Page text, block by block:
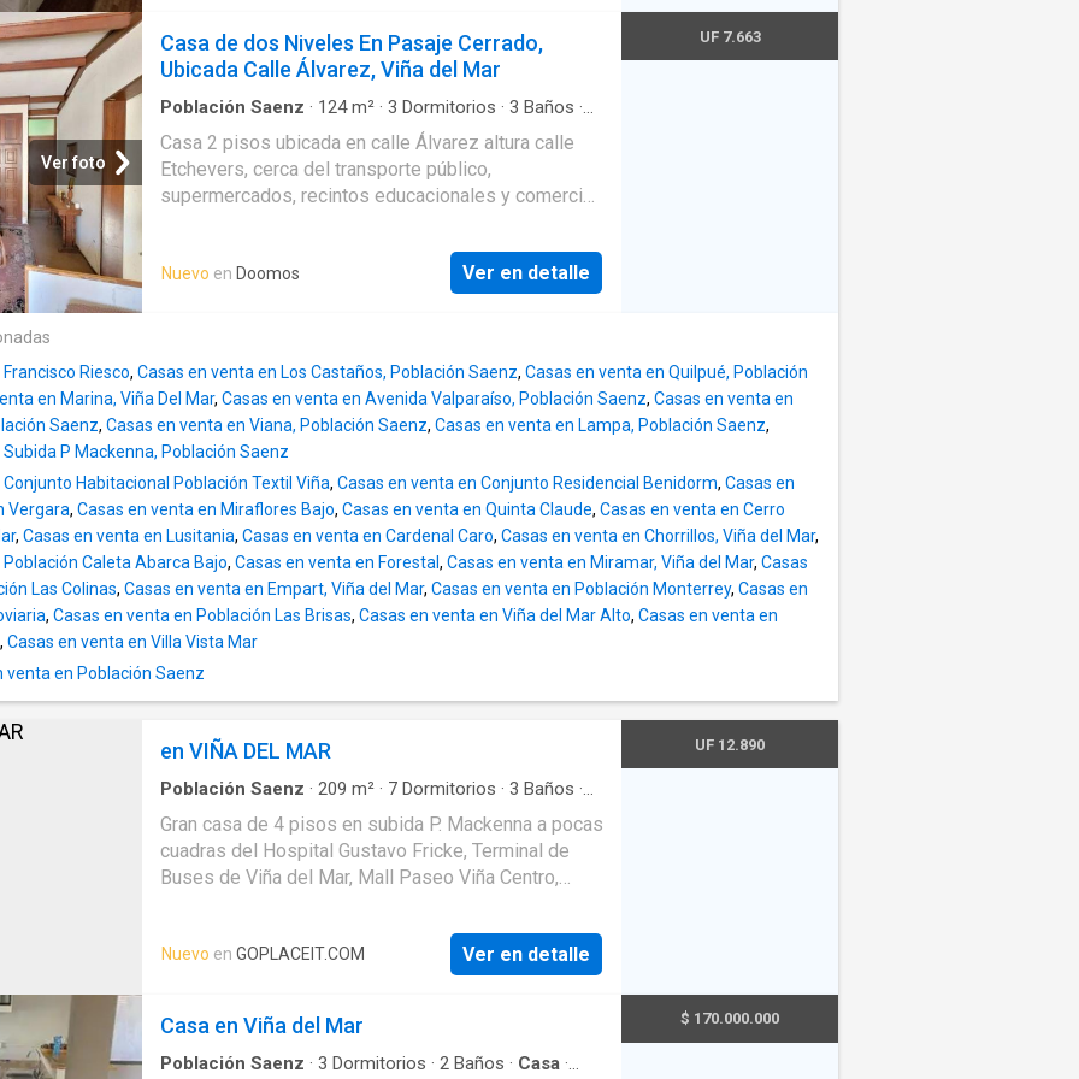
y 209 metros cuadrados construidos la residencia
destaca
antejardín. Segundo Piso material liviano, 3
dormitorios todos con ventilación natural, espacio
para closet, piso de madera, posibilidad de
ampliación hacia el patio trasero. Buena ubicación y
conectividad, a 5 minutos del centro de Viña,
Hospital Gustavo Fricke, estación de metro, terminal
de buses, feria, comercio en general. Valor de venta:
Ver foto
Casa de dos Niveles En Pasaje Cerrado,
Ubicada Calle Álvarez, Viña del Mar
Población Saenz · 124m² · 3 Dormitorios · 3 Baños ·
Casa 2 pisos ubicada en calle Álvarez altura calle
Etchevers, cerca del transporte público,
supermercados, recintos educacionales y comercio
pasaje cerrado mediante portón eléctrico, accesos
controlados. Casa consta con living-comedor, cocina
estacionamiento. Superficie Útiles 124M2 Superficie
Total 166M2 Contribuciones $333.102 Contacto
fono + JANETTE HAUSER PROPIEDADES
Nuevo en Doomos Ver en detalle
UF 7.663
Riesco, Casas en venta en Los Castaños, Población Saenz, Casas en venta en Quilpué, Población
en Marina, Viña Del Mar, Casas en venta en Avenida Valparaíso, Población Saenz, Casas en venta en
Saenz, Casas en venta en Viana, Población Saenz, Casas en venta en Lampa, Población Saenz,
P Mackenna, Población Saenz
Habitacional Población Textil Viña, Casas en venta en Conjunto Residencial Benidorm, Casas en
Vergara, Casas en venta en Miraflores Bajo, Casas en venta en Quinta Claude, Casas en venta en Cerro
, Casas en venta en Lusitania, Casas en venta en Cardenal Caro, Casas en venta en Chorrillos, Viña del Mar,
Caleta Abarca Bajo, Casas en venta en Forestal , Casas en venta en Miramar, Viña del Mar, Casas
Las Colinas, Casas en venta en Empart, Viña del Mar, Casas en venta en Población Monterrey, Casas en
, Casas en venta en Población Las Brisas, Casas en venta en Viña del Mar Alto, Casas en venta en
, Casas en venta en Villa Vista Mar
venta en Población Saenz
en VIÑA DEL MAR
Población Saenz · 209 m² · 7 Dormitorios · 3 Baños ·
Gran casa de 4 pisos en subida P. Mackenna a pocas
cuadras del Hospital Gustavo Fricke, Terminal de
Buses de Viña del Mar, Mall Paseo Viña Centro,
dormitorios, 3 baños, cocina independiente, living
comedor separados y terraza. Terreno de 334 m2 y
209 m2 construidos en 4 niveles:1er piso: Living
piso: 3 dormitorios y 1 baño completo.3er piso: 3
dormitorios, 1 baño y salón terraza.4to piso
Nuevo en GOPLACEIT.COM Ver en detalle
UF 12.890
Casa en Viña del Mar
Población Saenz · 3 Dormitorios · 2 Baños · Casa ·
$ 170.000.000